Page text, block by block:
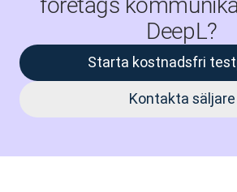
DeepL?
Starta kostnadsfri
Kontakta säljare